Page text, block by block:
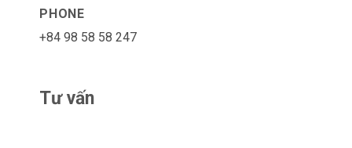
PHONE
+84 98 58 58 247
Tư vấn